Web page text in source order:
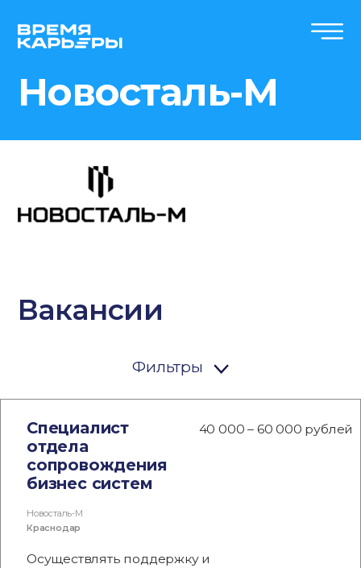
Новосталь-М
Вакансии
Фильтры
Специалист
отдела
сопровождения
бизнес систем
40 000 – 60 000 рублей
Новосталь-М
Краснодар
Осуществлять поддержку и